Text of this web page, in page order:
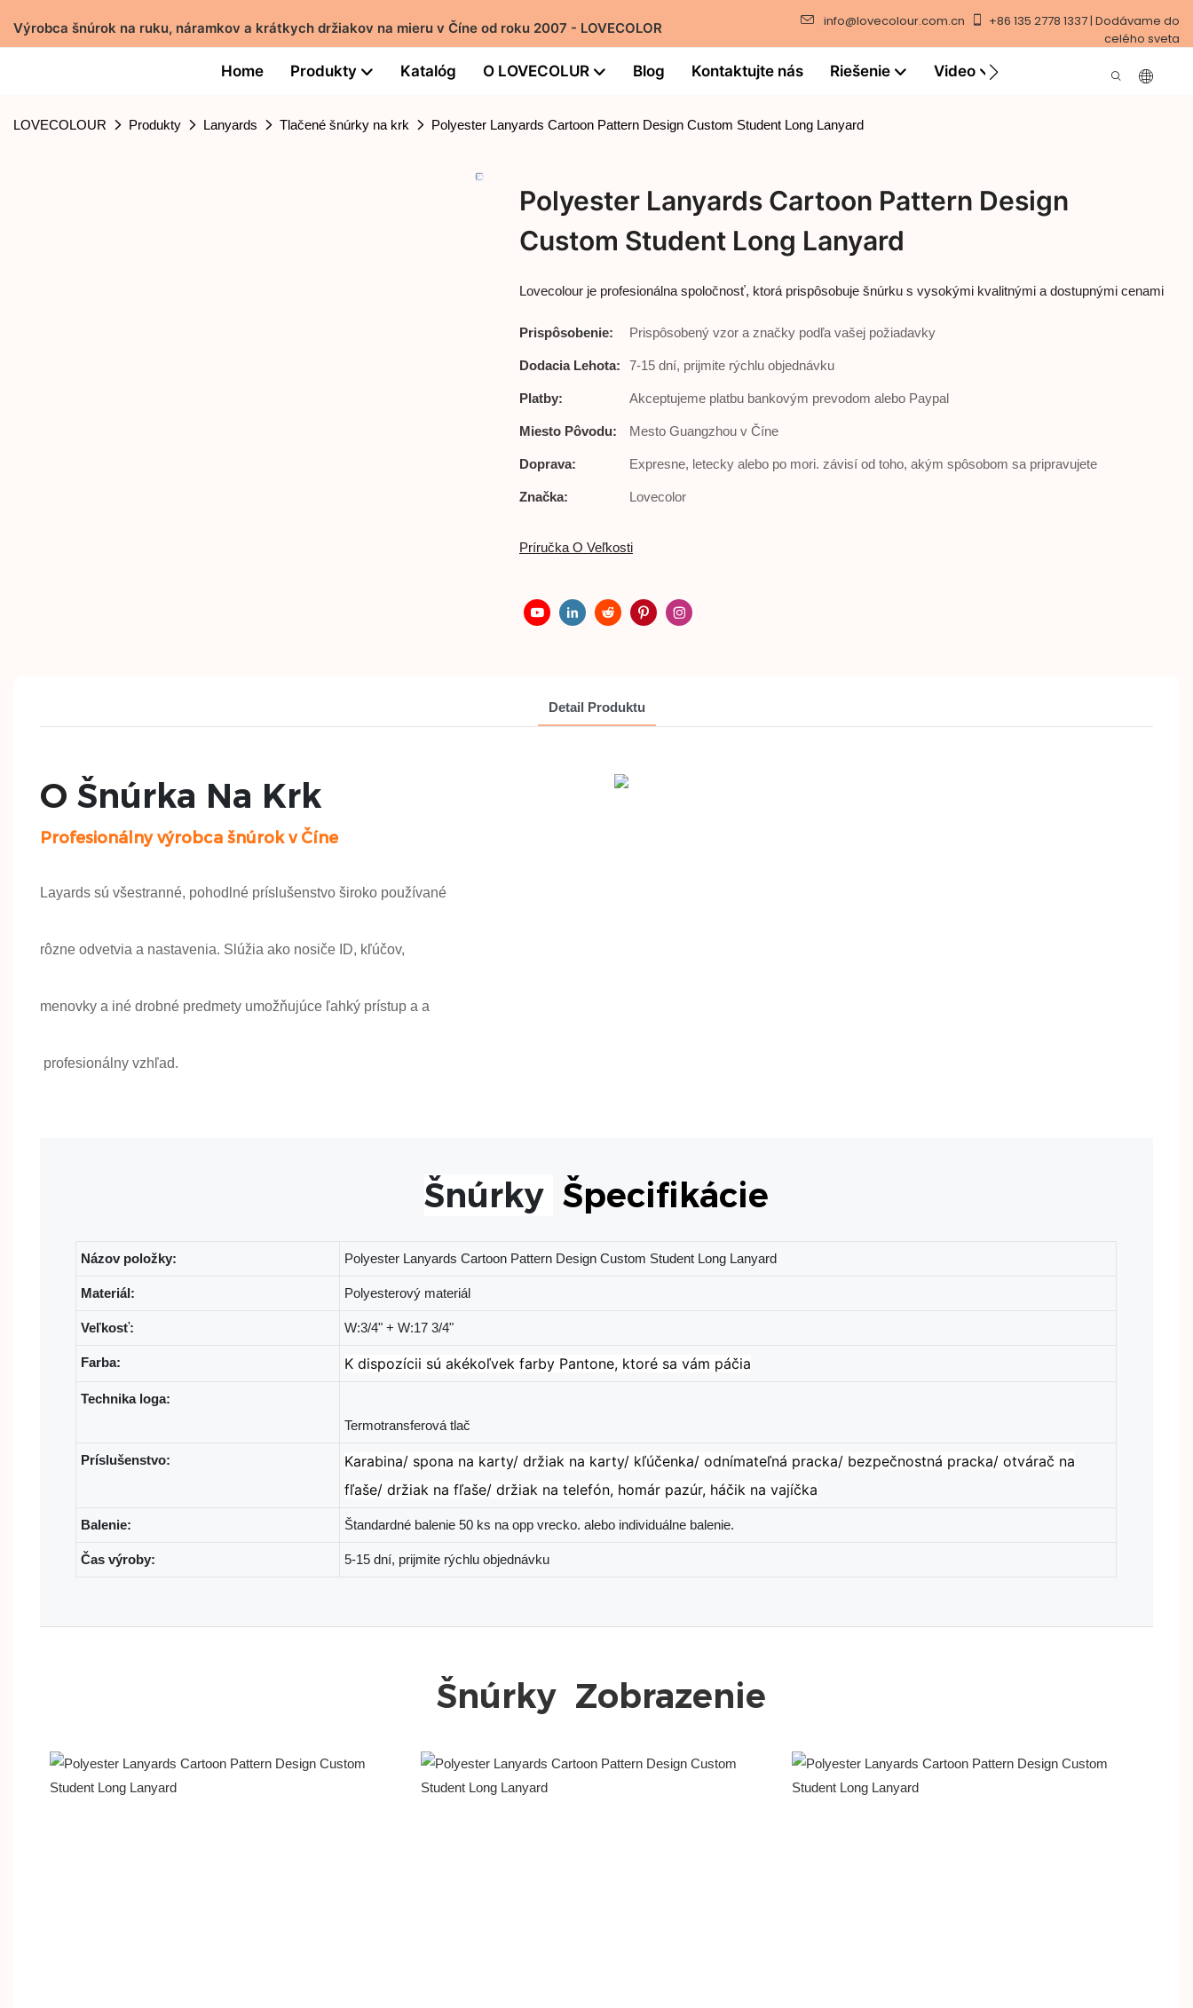
Výrobca šnúrok na ruku, náramkov a krátkych držiakov na mieru v Číne od roku 2007 - LOVECOLOR info@lovecolour.com.cn
+86 135 2778 1337 | Dodávame do
celého sveta
Home Produkty Katalóg O LOVECOLUR Blog Kontaktujte nás Riešenie Video
LOVECOLOUR Produkty Lanyards Tlačené šnúrky na krk Polyester Lanyards Cartoon Pattern Design Custom Student Long Lanyard
Polyester Lanyards Cartoon Pattern Design
Custom Student Long Lanyard
Lovecolour je profesionálna spoločnosť, ktorá prispôsobuje šnúrku s vysokými kvalitnými a dostupnými cenami
Prispôsobenie: Prispôsobený vzor a značky podľa vašej požiadavky
Dodacia Lehota: 7-15 dní, prijmite rýchlu objednávku
Platby: Akceptujeme platbu bankovým prevodom alebo Paypal
Miesto Pôvodu: Mesto Guangzhou v Číne
Doprava: Expresne, letecky alebo po mori. závisí od toho, akým spôsobom sa pripravujete
Značka: Lovecolor
Príručka O Veľkosti
Detail Produktu
O Šnúrka Na Krk
Profesionálny výrobca šnúrok v Číne
Šnúrky Špecifikácie
Názov položky: Polyester Lanyards Cartoon Pattern Design Custom Student Long Lanyard
Materiál: Polyesterový materiál
Veľkosť: W:3/4" + W:17 3/4"
Farba: K dispozícii sú akékoľvek farby Pantone, ktoré sa vám páčia
Technika loga:
Príslušenstvo:
Karabina/ spona na karty/ držiak na karty/ kľúčenka/ odnímateľná pracka/ bezpečnostná pracka/ otvárač na
fľaše/ držiak na fľaše/ držiak na telefón, homár pazúr, háčik na vajíčka
Balenie: Štandardné balenie 50 ks na opp vrecko. alebo individuálne balenie.
Čas výroby: 5-15 dní, prijmite rýchlu objednávku
Šnúrky Zobrazenie